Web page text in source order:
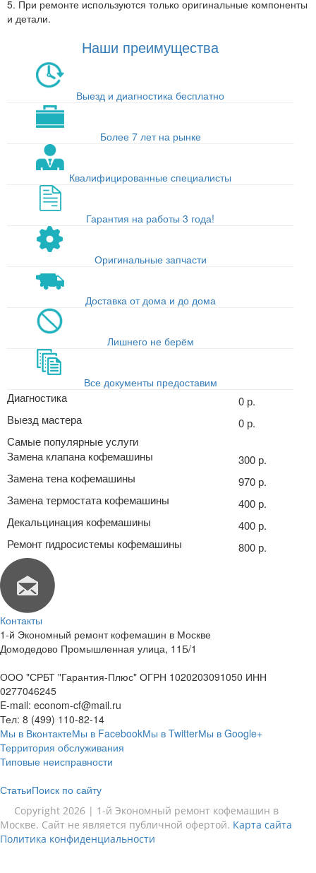
5. При ремонте используются только оригинальные компоненты
и детали.
Наши преимущества
Выезд и диагностика бесплатно
Более 7 лет на рынке
Квалифицированные специалисты
Гарантия на работы 3 года!
Оригинальные запчасти
Доставка от дома и до дома
Лишнего не берём
Все документы предоставим
Диагностика
0 р.
Выезд мастера
0 р.
Самые популярные услуги
Замена клапана кофемашины
300 р.
Замена тена кофемашины
970 р.
Замена термостата кофемашины
400 р.
Декальцинация кофемашины
400 р.
Ремонт гидросистемы кофемашины
800 р.
Контакты
1-й Экономный ремонт кофемашин в Москве
Домодедово Промышленная улица, 11Б/1
ООО "СРБТ "Гарантия-Плюс" ОГРН 1020203091050 ИНН
0277046245
E-mail: econom-cf@mail.ru
Тел: 8 (499) 110-82-14
Мы в ВконтактеМы в FacebookМы в TwitterМы в Google+
Территория обслуживания
Типовые неисправности
СтатьиПоиск по сайту
Copyright 2026 | 1-й Экономный ремонт кофемашин в
Москве. Сайт не является публичной офертой. Карта сайта
Политика конфиденциальности